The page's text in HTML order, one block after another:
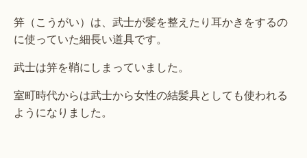
笄（こうがい）は、武士が髪を整えたり耳かきをするの
に使っていた細長い道具です。
武士は笄を鞘にしまっていました。
室町時代からは武士から女性の結髪具としても使われる
ようになりました。